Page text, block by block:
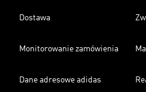
Dostawa
Monitorowanie zamówienia
Dane adresowe adidas